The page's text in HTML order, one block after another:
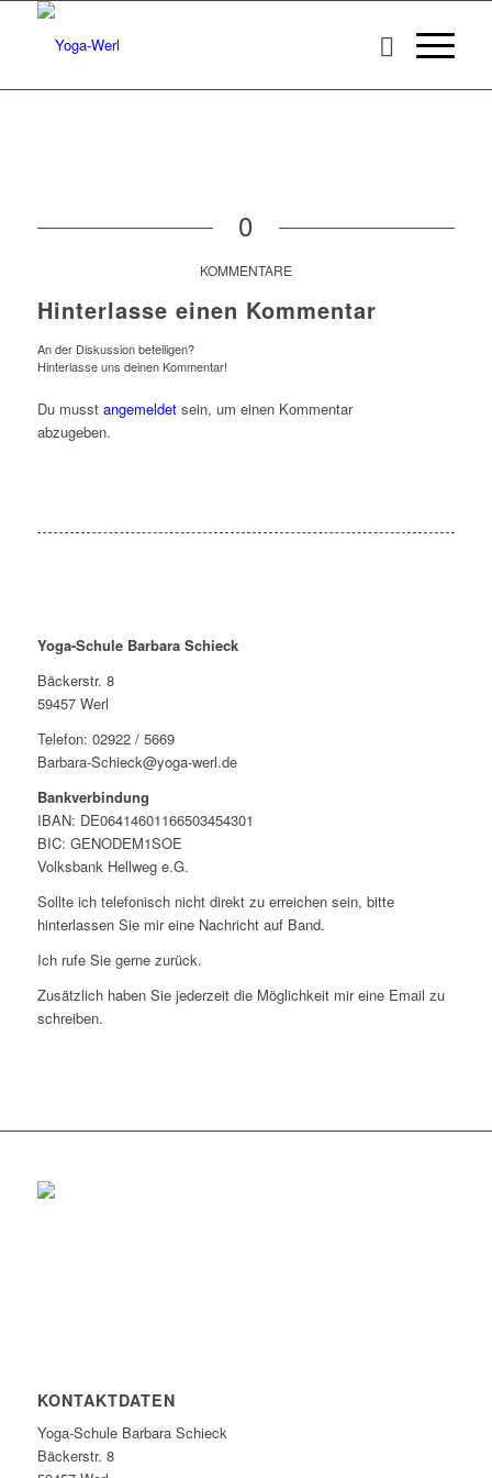
0
KOMMENTARE
Hinterlasse einen Kommentar
An der Diskussion beteiligen?
Hinterlasse uns deinen Kommentar!
Du musst angemeldetsein, um einen Kommentar
abzugeben.
Yoga-Schule Barbara Schieck
Bäckerstr. 8
59457 Werl
Telefon: 02922 / 5669
Barbara-Schieck@yoga-werl.de
Bankverbindung
IBAN: DE06414601166503454301
BIC: GENODEM1SOE
Volksbank Hellweg e.G.
Sollte ich telefonisch nicht direkt zu erreichen sein, bitte
hinterlassen Sie mir eine Nachricht auf Band.
Ich rufe Sie gerne zurück.
Zusätzlich haben Sie jederzeit die Möglichkeit mir eine Email zu
schreiben.
KONTAKTDATEN
Yoga-Schule Barbara Schieck
Bäckerstr. 8